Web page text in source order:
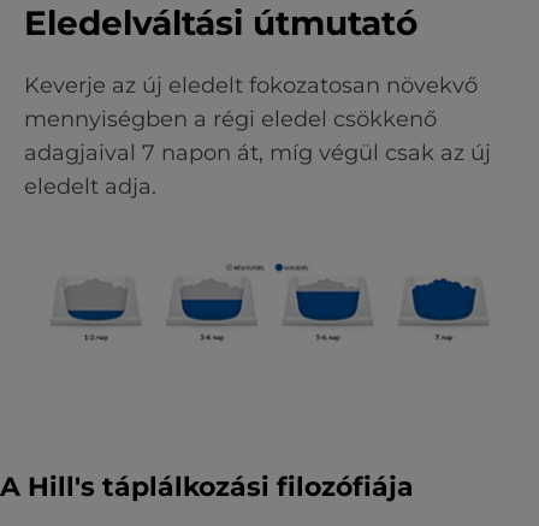
Eledelváltási útmutató
Keverje az új eledelt fokozatosan növekvő
mennyiségben a régi eledel csökkenő
adagjaival 7 napon át, míg végül csak az új
eledelt adja.
A Hill's táplálkozási filozófiája